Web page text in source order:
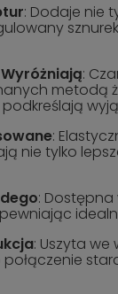
: Dodaje nie
:
metodą
:
nie tylko
: Dostępna
: Uszyta we
połączenie